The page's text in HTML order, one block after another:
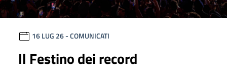
16 LUG 26- COMUNICATI
Il Festino dei record